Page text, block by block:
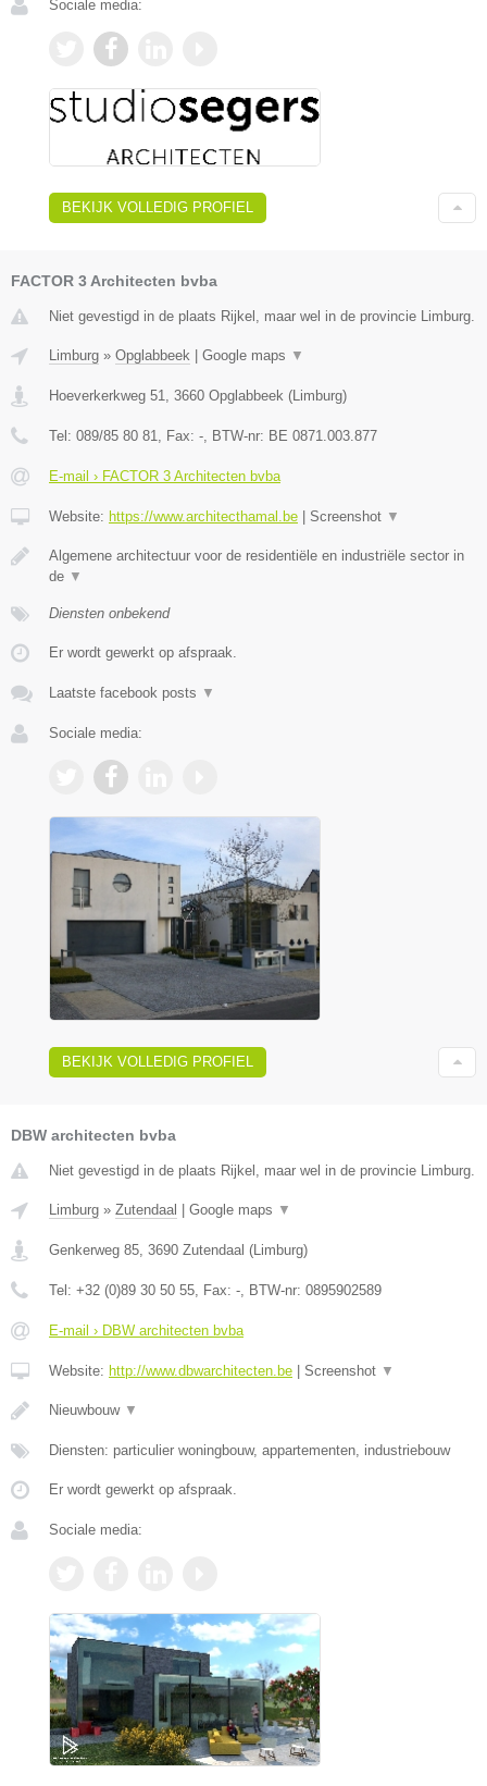
Sociale media:
BEKIJK VOLLEDIG PROFIEL
FACTOR 3 Architecten bvba
Niet gevestigd in de plaats Rijkel, maar wel in de provincie Limburg.
Limburg » Opglabbeek Google maps ▼
Hoeverkerkweg 51, 3660 Opglabbeek (Limburg)
Tel: 089/85 80 81, Fax: -, BTW-nr: BE 0871.003.877
E-mail › FACTOR 3 Architecten bvba
Website: https://www.architecthamal.be Screenshot ▼
Algemene architectuur voor de residentiële en industriële sector in
de ▼
Diensten onbekend
Er wordt gewerkt op afspraak.
Laatste facebook posts ▼
Sociale media:
BEKIJK VOLLEDIG PROFIEL
DBW architecten bvba
Niet gevestigd in de plaats Rijkel, maar wel in de provincie Limburg.
Limburg » Zutendaal Google maps ▼
Genkerweg 85 3690 Zutendaal ( Limburg)
Tel: +32 (0)89 30 50 55 , Fax: - , BTW-nr: 0895902589
E-mail › DBW architecten bvba
Website: http://www.dbwarchitecten.be Screenshot ▼
Nieuwbouw ▼
Diensten: particulier woningbouw, appartementen, industriebouw
Er wordt gewerkt op afspraak.
Sociale media: